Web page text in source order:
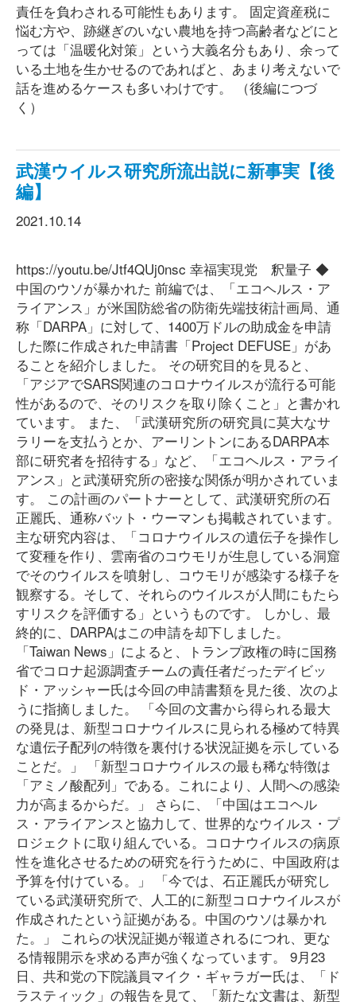
責任を負わされる可能性もあります。 固定資産税に
悩む方や、跡継ぎのいない農地を持つ高齢者などにと
っては「温暖化対策」という大義名分もあり、余って
いる土地を生かせるのであればと、あまり考えないで
話を進めるケースも多いわけです。 （後編につづ
く）
武漢ウイルス研究所流出説に新事実【後
編】
2021.10.14
https://youtu.be/Jtf4QUj0nsc 幸福実現党 釈量子 ◆
中国のウソが暴かれた 前編では、「エコヘルス・ア
ライアンス」が米国防総省の防衛先端技術計画局、通
称「DARPA」に対して、1400万ドルの助成金を申請
した際に作成された申請書「Project DEFUSE」があ
ることを紹介しました。 その研究目的を見ると、
「アジアでSARS関連のコロナウイルスが流行る可能
性があるので、そのリスクを取り除くこと」と書かれ
ています。 また、「武漢研究所の研究員に莫大なサ
ラリーを支払うとか、アーリントンにあるDARPA本
部に研究者を招待する」など、「エコヘルス・アライ
アンス」と武漢研究所の密接な関係が明かされていま
す。 この計画のパートナーとして、武漢研究所の石
正麗氏、通称バット・ウーマンも掲載されています。
主な研究内容は、「コロナウイルスの遺伝子を操作し
て変種を作り、雲南省のコウモリが生息している洞窟
でそのウイルスを噴射し、コウモリが感染する様子を
観察する。そして、それらのウイルスが人間にもたら
すリスクを評価する」というものです。 しかし、最
終的に、DARPAはこの申請を却下しました。
「Taiwan News」によると、トランプ政権の時に国務
省でコロナ起源調査チームの責任者だったデイビッ
ド・アッシャー氏は今回の申請書類を見た後、次のよ
うに指摘しました。 「今回の文書から得られる最大
の発見は、新型コロナウイルスに見られる極めて特異
な遺伝子配列の特徴を裏付ける状況証拠を示している
ことだ。」 「新型コロナウイルスの最も稀な特徴は
「アミノ酸配列」である。これにより、人間への感染
力が高まるからだ。」 さらに、「中国はエコヘル
ス・アライアンスと協力して、世界的なウイルス・プ
ロジェクトに取り組んでいる。コロナウイルスの病原
性を進化させるための研究を行うために、中国政府は
予算を付けている。」 「今では、石正麗氏が研究し
ている武漢研究所で、人工的に新型コロナウイルスが
作成されたという証拠がある。中国のウソは暴かれ
た。」 これらの状況証拠が報道されるにつれ、更な
る情報開示を求める声が強くなっています。 9月23
日、共和党の下院議員マイク・ギャラガー氏は、「ド
ラスティック」の報告を見て、「新たな文書は、新型